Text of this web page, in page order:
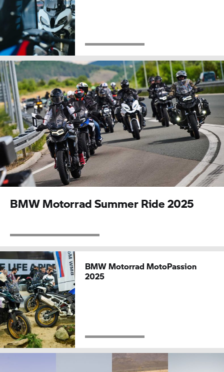
BMW MotorradSummer Ride 2025
BMW Motorrad MotoPassion
2025